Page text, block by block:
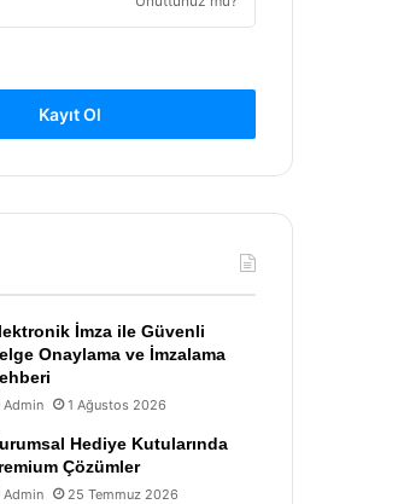
Kayıt Ol
İmza ile Güvenli
Onaylama ve İmzalama
Admin 1 Ağustos 2026
Hediye Kutularında
Çözümler
Admin 25 Temmuz 2026